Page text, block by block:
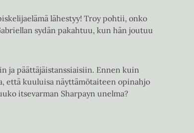
lähestyy! Troy pohtii, onko
sydän pakahtuu, kun hän joutuu
ja päättäjäistanssiaisiin. Ennen kuin
että kuuluisa näyttämötaiteen opinahjo
itsevarman Sharpayn unelma?